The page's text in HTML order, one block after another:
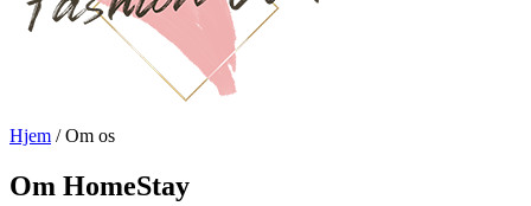
Hjem / Om os
Om HomeStay